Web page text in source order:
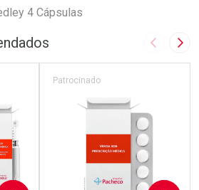
4 Cápsulas
Imagem
Patrocinado